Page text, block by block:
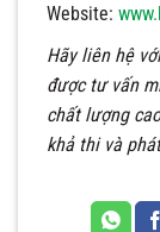
Website:
Hãy liên hệ
được tư vấn
chất lượng
khả thi và